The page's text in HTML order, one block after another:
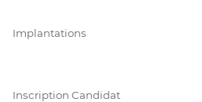
Implantations
Inscription Candidat